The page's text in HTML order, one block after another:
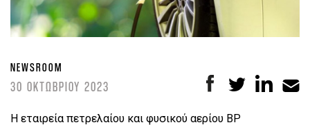
NEWSROOM
30 ΟΚΤΩΒΡΙΟΥ 2023
Η εταιρεία πετρελαίου και φυσικού αερίου BP